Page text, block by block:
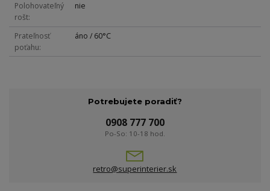
Polohovateľný
rošt
nie
Prateľnosť
poťahu
áno / 60°C
Potrebujete poradiť?
0908 777 700
Po-So: 10-18 hod.
retro@superinterier.sk